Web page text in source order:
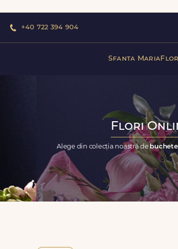
+40 722 394 904
Sfanta Maria
Flori
Alege din colecția noastră de